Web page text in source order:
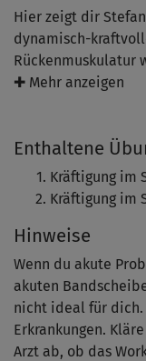
Hier zeigt dir
dynamisch-
Rückenmuskulatur
Arme und die
Achte beim
Körperspannung
Bewegungen.
vorstellt, siehst du
So kannst du das
Trainingsniveau
sein, kannst du
Gewichte/
kennen zu lernen.
✚ Mehr anzeigen
Enthaltene
Kräftigung im
Kräftigung im
Hinweise
Wenn du akute
akuten
nicht ideal für dich.
Erkrankungen.
Arzt ab, ob das